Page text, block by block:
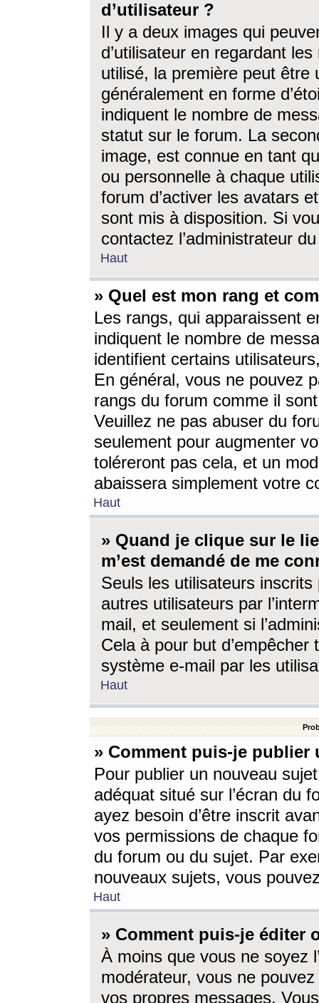
d’utilisateur ?
Il y a deux images qui
d’utilisateur en regardant
utilisé, la première peut être
généralement en forme
indiquent le nombre de
statut sur le forum. La
image, est connue en tant
ou personnelle à chaque
forum d’activer les avatars
sont mis à disposition. Si
contactez l’administrateur
Haut
» Quel est mon rang et
Les rangs, qui apparaissent
indiquent le nombre de
identifient certains
En général, vous ne pouvez
rangs du forum comme il
Veuillez ne pas abuser du
seulement pour augmenter
toléreront pas cela, et un
abaissera simplement votre
Haut
» Quand je clique sur le
m’est demandé de me
Seuls les utilisateurs
autres utilisateurs par
mail, et seulement si
Cela à pour but
système e-mail par les
Haut
» Comment puis-je
Pour publier un nouveau
adéquat situé sur l’écran du
ayez besoin d’être inscrit
vos permissions de chaque
du forum ou du sujet. Par
nouveaux sujets, vous
Haut
» Comment puis-je éditer
À moins que vous ne soyez
modérateur, vous ne
vos propres messages.